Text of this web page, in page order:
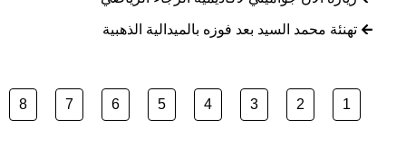
تهنئة محمد السيد بعد فوزه بالميدالية الذهبية
1
2
3
4
5
6
7
8